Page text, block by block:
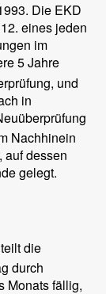
Die EKD
eines jeden
im
5 Jahre
und
in
Nachhinein
auf dessen
gelegt.
die
durch
Monats fällig,